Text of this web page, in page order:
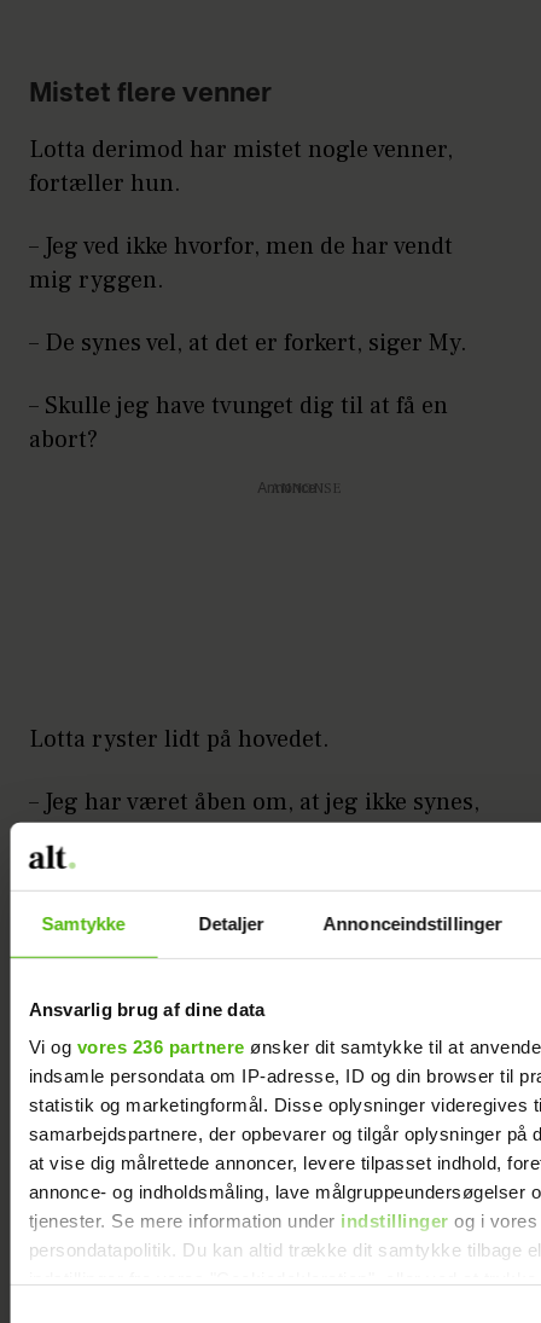
Samtykke Detaljer Annonceindstillinger
Ansvarlig brug af dine data
Vi og vores 236 partnere ønsker dit samtykke til at
indsamle persondata om IP-adresse, ID og din browser til
statistik og marketingformål. Disse oplysninger videregives
samarbejdspartnere, der opbevarer og tilgår oplysninger på
at vise dig målrettede annoncer, levere tilpasset indhold,
annonce- og indholdsmåling, lave målgruppeundersøgelser
tjenester. Se mere information under indstillinger og i vores
persondatapolitik. Du kan altid trække dit samtykke tilbage
Mistet flere venner
Lotta derimod har mistet nogle venner,
fortæller hun.
– Jeg ved ikke hvorfor, men de har vendt
mig ryggen.
– De synes vel, at det er forkert, siger My.
– Skulle jeg have tvunget dig til at få en
abort?
Annonce
Lotta ryster lidt på hovedet.
– Jeg har været åben om, at jeg ikke synes,
ønskede for My. Men da jeg først
det sig, hvem der var mine venner. Man
ungdomsklinikken var de meget gode og
lydhøre, men også hårde mod mig og
påpegede, at ”det er hendes krop”.
LÆS OGSÅ
Da Jette Torps børn flyttede
hjemmefra, blev hun ramt af en ny
følelse